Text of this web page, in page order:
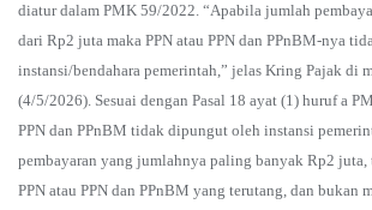
diatur dalam PMK 59/2022. “Apabila jumlah
dari Rp2 juta maka PPN atau PPN dan PPnBM-nya
instansi/bendahara pemerintah,” jelas Kring Pajak di
(4/5/2026). Sesuai dengan Pasal 18 ayat (1) huruf a
PPN dan PPnBM tidak dipungut oleh instansi
pembayaran yang jumlahnya paling banyak Rp2
PPN atau PPN dan PPnBM yang terutang, dan bukan